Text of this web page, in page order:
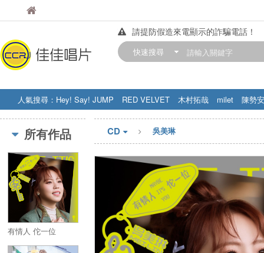
佳佳唱片
請提防假造來電顯示的詐騙電話！
【中華門市營業時間調整公告】
快速搜尋
人氣搜尋： Hey! Say! JUMP RED VELVET 木村拓哉 milet
陳勢安
STRAY KIDS
盧廣仲 周杰伦
所有作品
有情人 佗一位
CD 吳美琳